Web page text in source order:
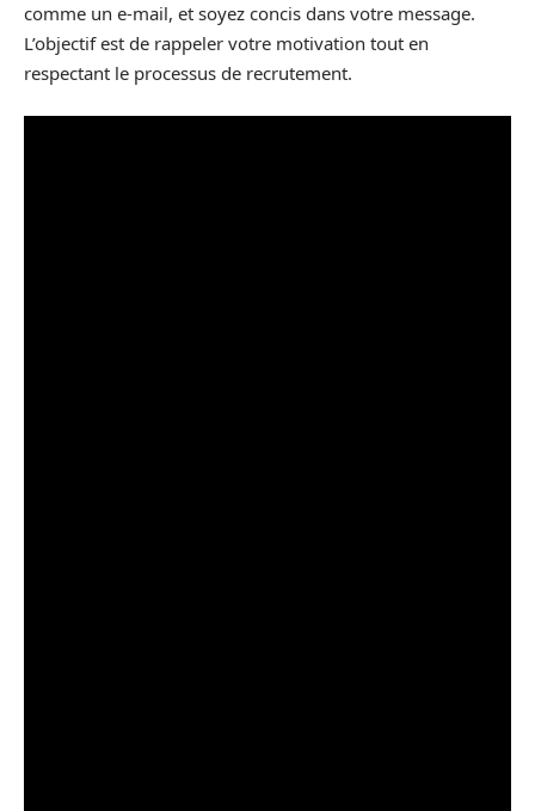
comme un e-mail, et soyez concis dans votre message.
L’objectif est de rappeler votre motivation tout en
respectant le processus de recrutement.